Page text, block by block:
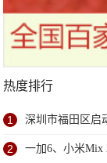
热度排行
1 深圳市福田区启
2 一加6、小米Mix